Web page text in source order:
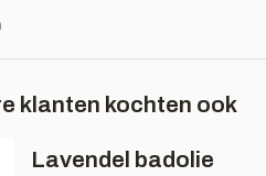
klanten kochten ook
Lavendel badolie